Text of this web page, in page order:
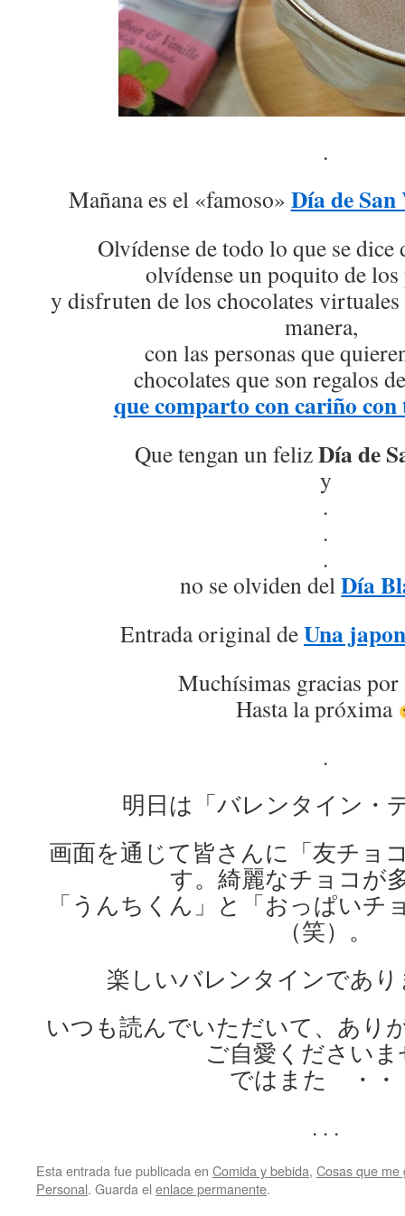
.
Mañana es el «famoso» Día de
Olvídense de todo lo que se dice
olvídense un poquito de
y disfruten de los chocolates
manera,
con las personas que
chocolates que son regalos
que comparto con cariño con
Que tengan un felizDía de
y
.
.
.
no se olviden delDía
Entrada original deUna
Muchísimas gracias por
Hasta la próxima
.
明日は「バレンタイン・
画面を通じて皆さんに「友チョ
す。綺麗なチョコが
「うんちくん」と「おっぱいチ
（笑）。
楽しいバレンタインであ
いつも読んでいただいて、あり
ご自愛くださいま
ではまた ・・
. . .
Esta entrada fue publicada en Comida y bebida, Cosas que me
Personal. Guarda el enlace permanente.